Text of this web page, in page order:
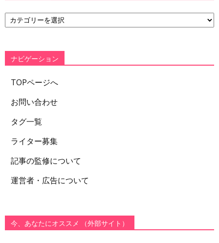
カ
テ
ー
ナビゲーション
TOPページへ
お問い合わせ
タグ一覧
ライター募集
記事の監修について
運営者・広告について
今、あなたにオススメ （外部サイト）